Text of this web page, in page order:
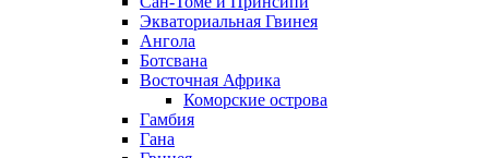
Экваториальная Гвинея
Ангола
Ботсвана
Восточная Африка
Коморские острова
Гамбия
Гана